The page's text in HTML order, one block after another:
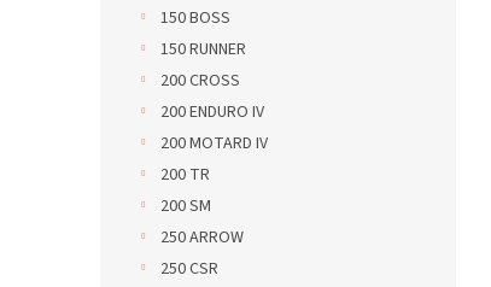
150 BOSS
150 RUNNER
200 CROSS
200 ENDURO IV
200 MOTARD IV
200 TR
200 SM
250 ARROW
250 CSR